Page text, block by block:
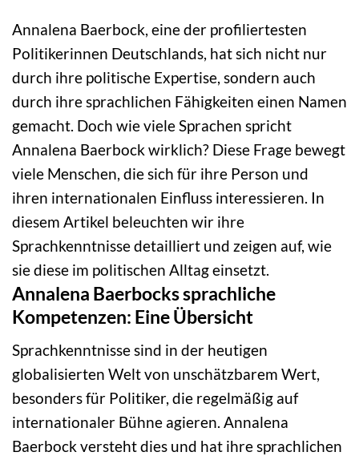
Annalena Baerbock, eine der profiliertesten
Politikerinnen Deutschlands, hat sich nicht nur
durch ihre politische Expertise, sondern auch
durch ihre sprachlichen Fähigkeiten einen Namen
gemacht. Doch wie viele Sprachen spricht
Annalena Baerbock wirklich? Diese Frage bewegt
viele Menschen, die sich für ihre Person und
ihren internationalen Einfluss interessieren. In
diesem Artikel beleuchten wir ihre
Sprachkenntnisse detailliert und zeigen auf, wie
sie diese im politischen Alltag einsetzt.
Annalena Baerbocks sprachliche
Kompetenzen: Eine Übersicht
Sprachkenntnisse sind in der heutigen
globalisierten Welt von unschätzbarem Wert,
besonders für Politiker, die regelmäßig auf
internationaler Bühne agieren. Annalena
Baerbock versteht dies und hat ihre sprachlichen